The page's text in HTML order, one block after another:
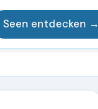
Seen entdecken →